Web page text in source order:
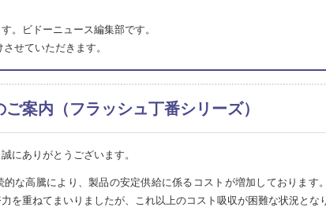
。ビドーニュース編集部です。
せていただきます。
案内（フラッシュ丁番シリーズ）
にありがとうございます。
な高騰により、製品の安定供給に係るコストが増加しております
を重ねてまいりましたが、これ以上のコスト吸収が困難な状況とな